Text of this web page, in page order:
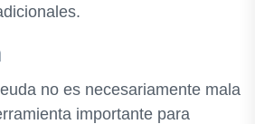
no es necesariamente mala
importante para